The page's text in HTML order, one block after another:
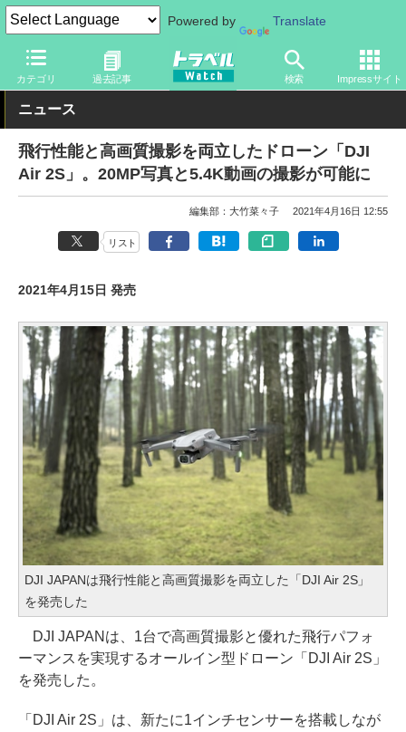
Powered by Translate
カテゴリ 過去記事 検索 Impressサイト
トラベル Watch 旅のアイテム デジカメ ドローン
ニュース
飛行性能と高画質撮影を両立したドローン「DJI
Air 2S」。20MP写真と5.4K動画の撮影が可能に
編集部：大竹菜々子 2021年4月16日 12:55
リスト
2021年4月15日 発売
DJI JAPANは飛行性能と高画質撮影を両立した「DJI Air 2S」
を発売した
DJI JAPANは、1台で高画質撮影と優れた飛行パフォ
ーマンスを実現するオールイン型ドローン「DJI Air 2S」
を発売した。
「DJI Air 2S」は、新たに1インチセンサーを搭載しなが